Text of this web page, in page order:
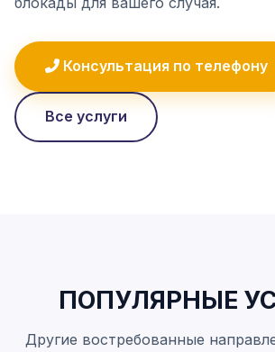
Консультация по телефону
Все услуги
ПОПУЛЯРНЫЕ
Другие востребованные